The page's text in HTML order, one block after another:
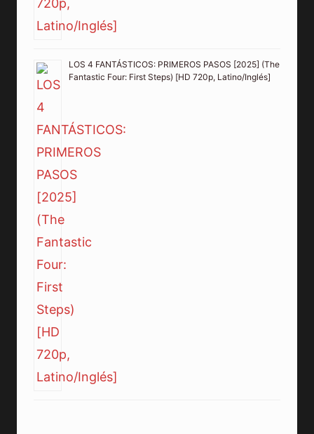
LOS 4 FANTÁSTICOS: PRIMEROS PASOS [2025] (The
Fantastic Four: First Steps) [HD 720p, Latino/Inglés]